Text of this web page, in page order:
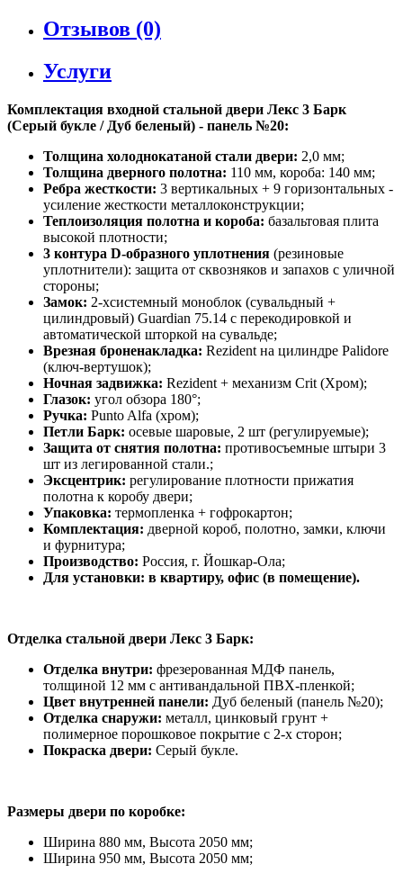
Отзывов (0)
Услуги
Комплектация входной стальной двери Лекс 3 Барк
(Серый букле / Дуб беленый) - панель №20:
Толщина холоднокатаной стали двери: 2,0 мм;
Толщина дверного полотна: 110 мм, короба: 140 мм;
Ребра жесткости: 3 вертикальных + 9 горизонтальных -
усиление жесткости металлоконструкции;
Теплоизоляция полотна и короба: базальтовая плита
высокой плотности;
3 контура D-образного уплотнения (резиновые
уплотнители): защита от сквозняков и запахов с уличной
стороны;
Замок: 2-хсистемный моноблок (сувальдный +
цилиндровый) Guardian 75.14 с перекодировкой и
автоматической шторкой на сувальде;
Врезная броненакладка: Rezident на цилиндре Palidore
(ключ-вертушок);
Ночная задвижка: Rezident + механизм Crit (Хром);
Глазок: угол обзора 180°;
Ручка: Punto Alfa (хром);
Петли Барк: осевые шаровые, 2 шт (регулируемые);
Защита от снятия полотна: противосъемные штыри 3
шт из легированной стали.;
Эксцентрик: регулирование плотности прижатия
полотна к коробу двери;
Упаковка: термопленка + гофрокартон;
Комплектация: дверной короб, полотно, замки, ключи
и фурнитура;
Производство: Россия, г. Йошкар-Ола;
Для установки: в квартиру, офис (в помещение).
Отделка стальной двери Лекс 3 Барк:
Отделка внутри: фрезерованная МДФ панель,
толщиной 12 мм с антивандальной ПВХ-пленкой;
Цвет внутренней панели: Дуб беленый (панель №20);
Отделка снаружи: металл, цинковый грунт +
полимерное порошковое покрытие с 2-х сторон;
Покраска двери: Серый букле.
Размеры двери по коробке:
Ширина 880 мм, Высота 2050 мм;
Ширина 950 мм, Высота 2050 мм;